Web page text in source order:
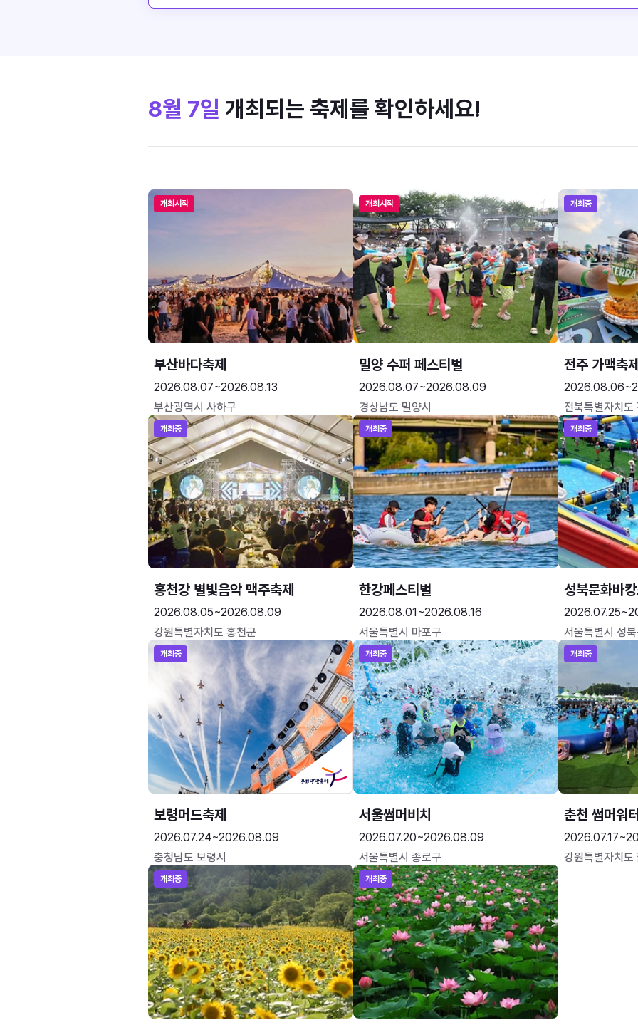
8월 7일 개최되는 축제를 확인하세요!
개최시작
부산바다축제
2026.08.07~2026.08.13
부산광역시 사하구
개최시작
밀양 수퍼 페스티벌
2026.08.07~2026.08.09
경상남도 밀양시
개최중
전주 가맥축
전북특별자치도
개최중
홍천강 별빛음악 맥주축제
2026.08.05~2026.08.09
강원특별자치도 홍천군
개최중
한강페스티벌
2026.08.01~2026.08.16
서울특별시 마포구
개최중
성북문화바
서울특별시 성
개최중
보령머드축제
2026.07.24~2026.08.09
충청남도 보령시
개최중
서울썸머비치
2026.07.20~2026.08.09
서울특별시 종로구
개최중
춘천 썸머워
강원특별자치도
개최중 개최중